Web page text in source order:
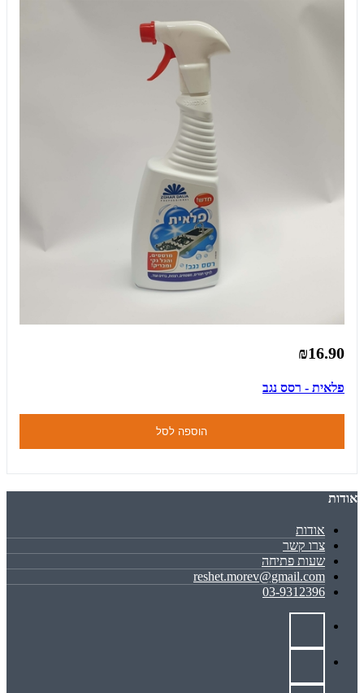
₪16.90
פלאית - רסס נגב
הוספה לסל
אודות
אודות
צרו קשר
שעות פתיחה
reshet.morev@gmail.com
03-9312396